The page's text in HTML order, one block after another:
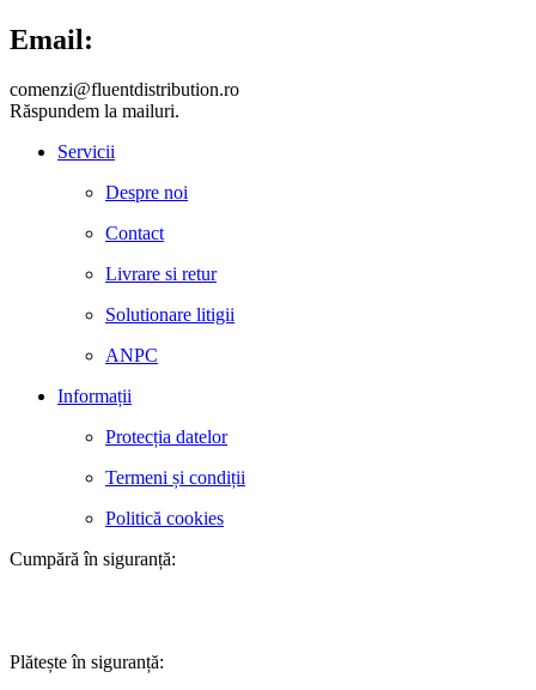
Email:
comenzi@fluentdistribution.ro
Răspundem la mailuri.
Servicii
Despre noi
Contact
Livrare si retur
Solutionare litigii
ANPC
Informații
Protecția datelor
Termeni și condiții
Politică cookies
Cumpără în siguranță:
Plătește în siguranță: